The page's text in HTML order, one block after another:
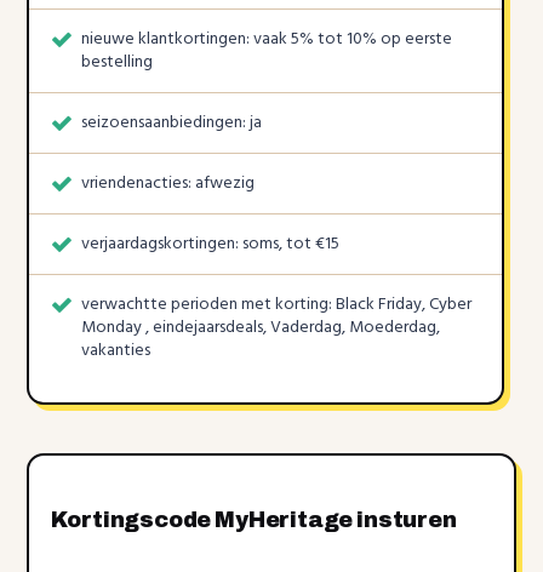
nieuwe klantkortingen: vaak 5% tot 10% op eerste
bestelling
seizoensaanbiedingen: ja
vriendenacties: afwezig
verjaardagskortingen: soms, tot €15
verwachtte perioden met korting: Black Friday, Cyber
Monday , eindejaarsdeals, Vaderdag, Moederdag,
vakanties
Kortingscode MyHeritage insturen